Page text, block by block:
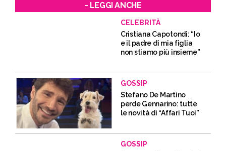
- LEGGI ANCHE
CELEBRITÀ
Cristiana Capotondi: “Io
e il padre di mia figlia
non stiamo più insieme”
GOSSIP
Stefano De Martino
perde Gennarino: tutte
le novità di “Affari Tuoi”
GOSSIP